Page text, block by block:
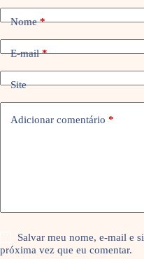
Nome*
E-mail*
Site
Adicionar comentário *
Salvar meu nome, e-mail e
próxima vez que eu comentar.